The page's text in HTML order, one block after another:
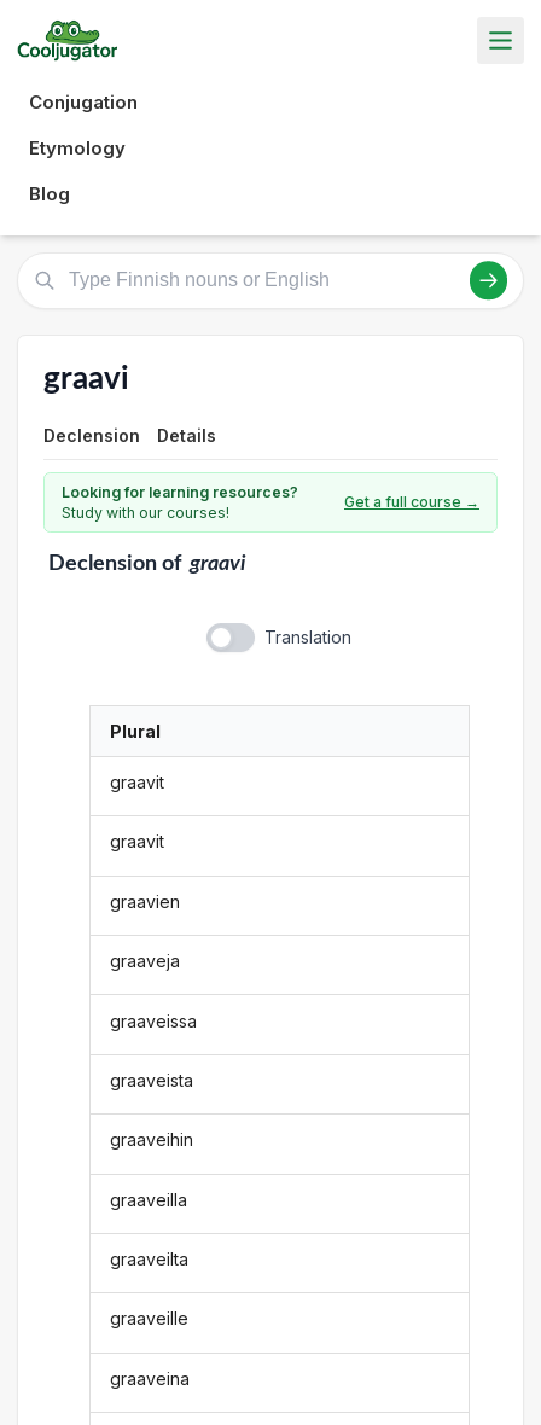
Conjugation
Etymology
Blog
graavi
Declension Details
Looking for learning resources?
Study with our courses!
Get a full course →
Declensionof graavi
Translation
Plural
graavit
graavit
graavien
graaveja
graaveissa
graaveista
graaveihin
graaveilla
graaveilta
graaveille
graaveina